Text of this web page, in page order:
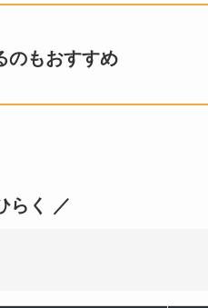
のもおすすめ
らく ／